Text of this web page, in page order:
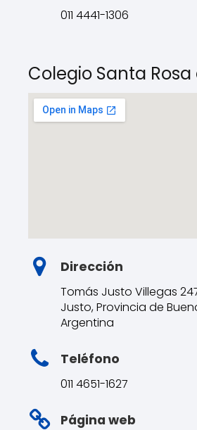
011 4441-1306
Colegio Santa
Dirección
Tomás Justo Villegas
Justo, Provincia de
Argentina
Teléfono
011 4651-1627
Página web